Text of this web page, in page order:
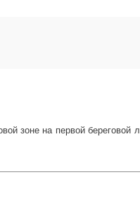
зоне на первой